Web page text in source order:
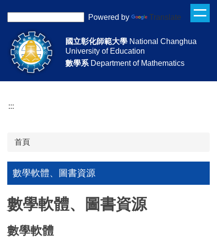
內
Powered by Translate
國立彰化師範大學 National Changhua
University of Education
數學系 Department of Mathematics
:::
首頁
數學軟體、圖書資源
數學軟體、圖書資源
數學軟體